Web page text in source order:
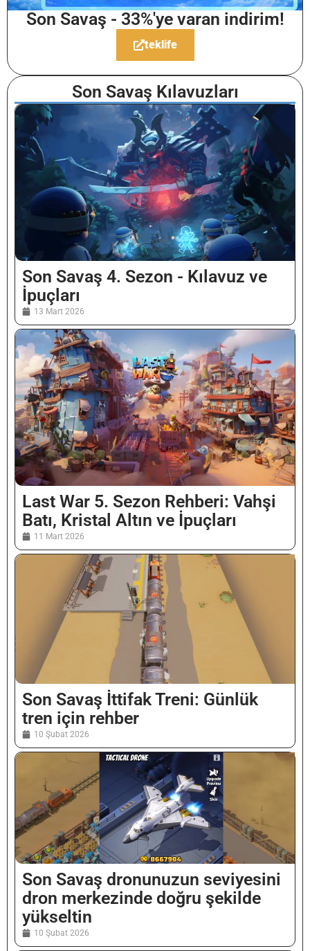
Son Savaş - 33%'ye varan indirim!
teklife
Son Savaş Kılavuzları
Son Savaş 4. Sezon - Kılavuz ve
İpuçları
13 Mart 2026
Last War 5. Sezon Rehberi: Vahşi
Batı, Kristal Altın ve İpuçları
11 Mart 2026
Son Savaş İttifak Treni: Günlük
tren için rehber
10 Şubat 2026
Son Savaş dronunuzun seviyesini
dron merkezinde doğru şekilde
yükseltin
10 Şubat 2026